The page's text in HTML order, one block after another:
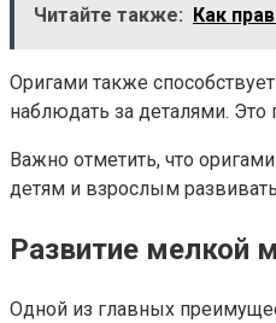
Читайте также: Как
Оригами также
наблюдать за деталями.
Важно отметить, что
детям и взрослым
Развитие мелкой
Одной из главных